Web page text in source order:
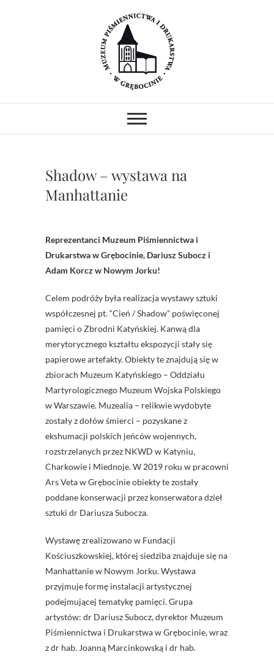
Muzeum
Piśmiennictwa i
Drukarstwa w
Grębocinie
GOTYCKIM KOŚCIELE.
POKAZY.
Shadow – wystawa na
Manhattanie
Reprezentanci Muzeum Piśmiennictwa i
Drukarstwa w Grębocinie, Dariusz Subocz i
Adam Korcz w Nowym Jorku!
Celem podróży była realizacja wystawy sztuki
współczesnej pt. “Cień / Shadow” poświęconej
pamięci o Zbrodni Katyńskiej. Kanwą dla
merytorycznego kształtu ekspozycji stały się
papierowe artefakty. Obiekty te znajdują się w
zbiorach Muzeum Katyńskiego – Oddziału
Martyrologicznego Muzeum Wojska Polskiego
w Warszawie. Muzealia – relikwie wydobyte
zostały z dołów śmierci – pozyskane z
ekshumacji polskich jeńców wojennych,
rozstrzelanych przez NKWD w Katyniu,
Charkowie i Miednoje. W 2019 roku w pracowni
Ars Veta w Grębocinie obiekty te zostały
poddane konserwacji przez konserwatora dzieł
sztuki dr Dariusza Subocza.
Wystawę zrealizowano w Fundacji
Kościuszkowskiej, której siedziba znajduje się na
Manhattanie w Nowym Jorku. Wystawa
przyjmuje formę instalacji artystycznej
podejmującej tematykę pamięci. Grupa
artystów: dr Dariusz Subocz, dyrektor Muzeum
Piśmiennictwa i Drukarstwa w Grębocinie, wraz
z dr hab. Joanną Marcinkowską i dr hab.